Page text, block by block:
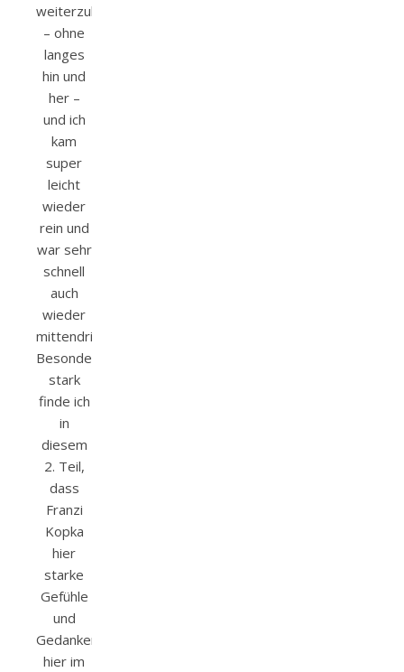
weiterzulesen
– ohne
langes
hin und
her –
und ich
kam
super
leicht
wieder
rein und
war sehr
schnell
auch
wieder
mittendrin.
Besonders
stark
finde ich
in
diesem
2. Teil,
dass
Franzi
Kopka
hier
starke
Gefühle
und
Gedankenspiele
hier im